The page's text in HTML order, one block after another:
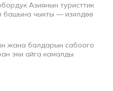
Азиянын туристтик
башына чыкты — изилдөө
жана балдарын сабоого
эки айга камалды